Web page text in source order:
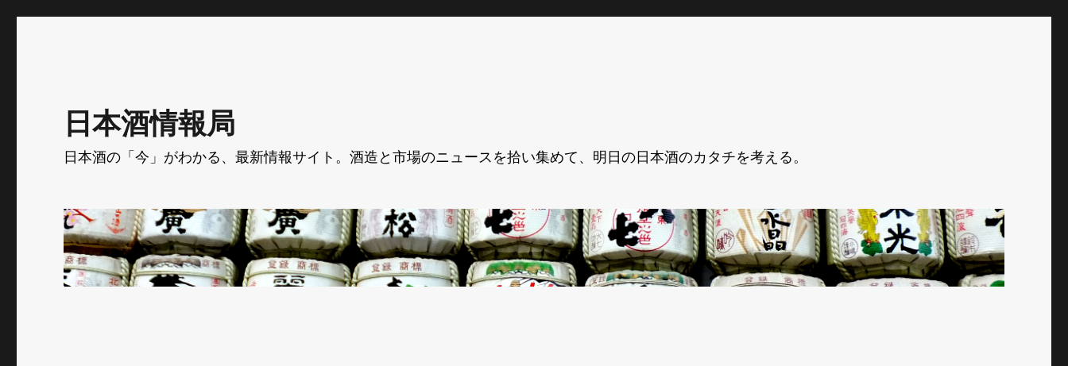
日本酒情報局
日本酒の「今」がわかる、最新情報サイト。酒造と市場のニュースを拾い集めて、明日の日本酒のカタチを考える。